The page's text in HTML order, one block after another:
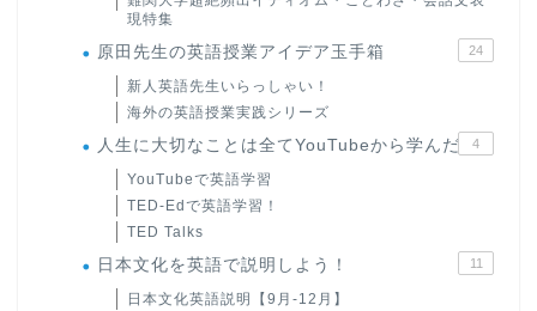
現特集
原田先生の英語授業アイデア玉手箱 24
新人英語先生いらっしゃい！
海外の英語授業実践シリーズ
人生に大切なことは全てYouTubeから学んだ 4
YouTubeで英語学習
TED-Edで英語学習！
TED Talks
日本文化を英語で説明しよう！ 11
日本文化英語説明【9月-12月】